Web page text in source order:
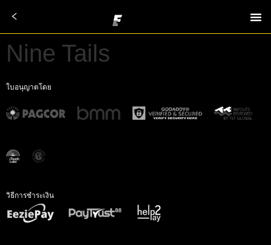
Nine Tails
ใบอนุญาตโดย
วิธีการชำระเงิน